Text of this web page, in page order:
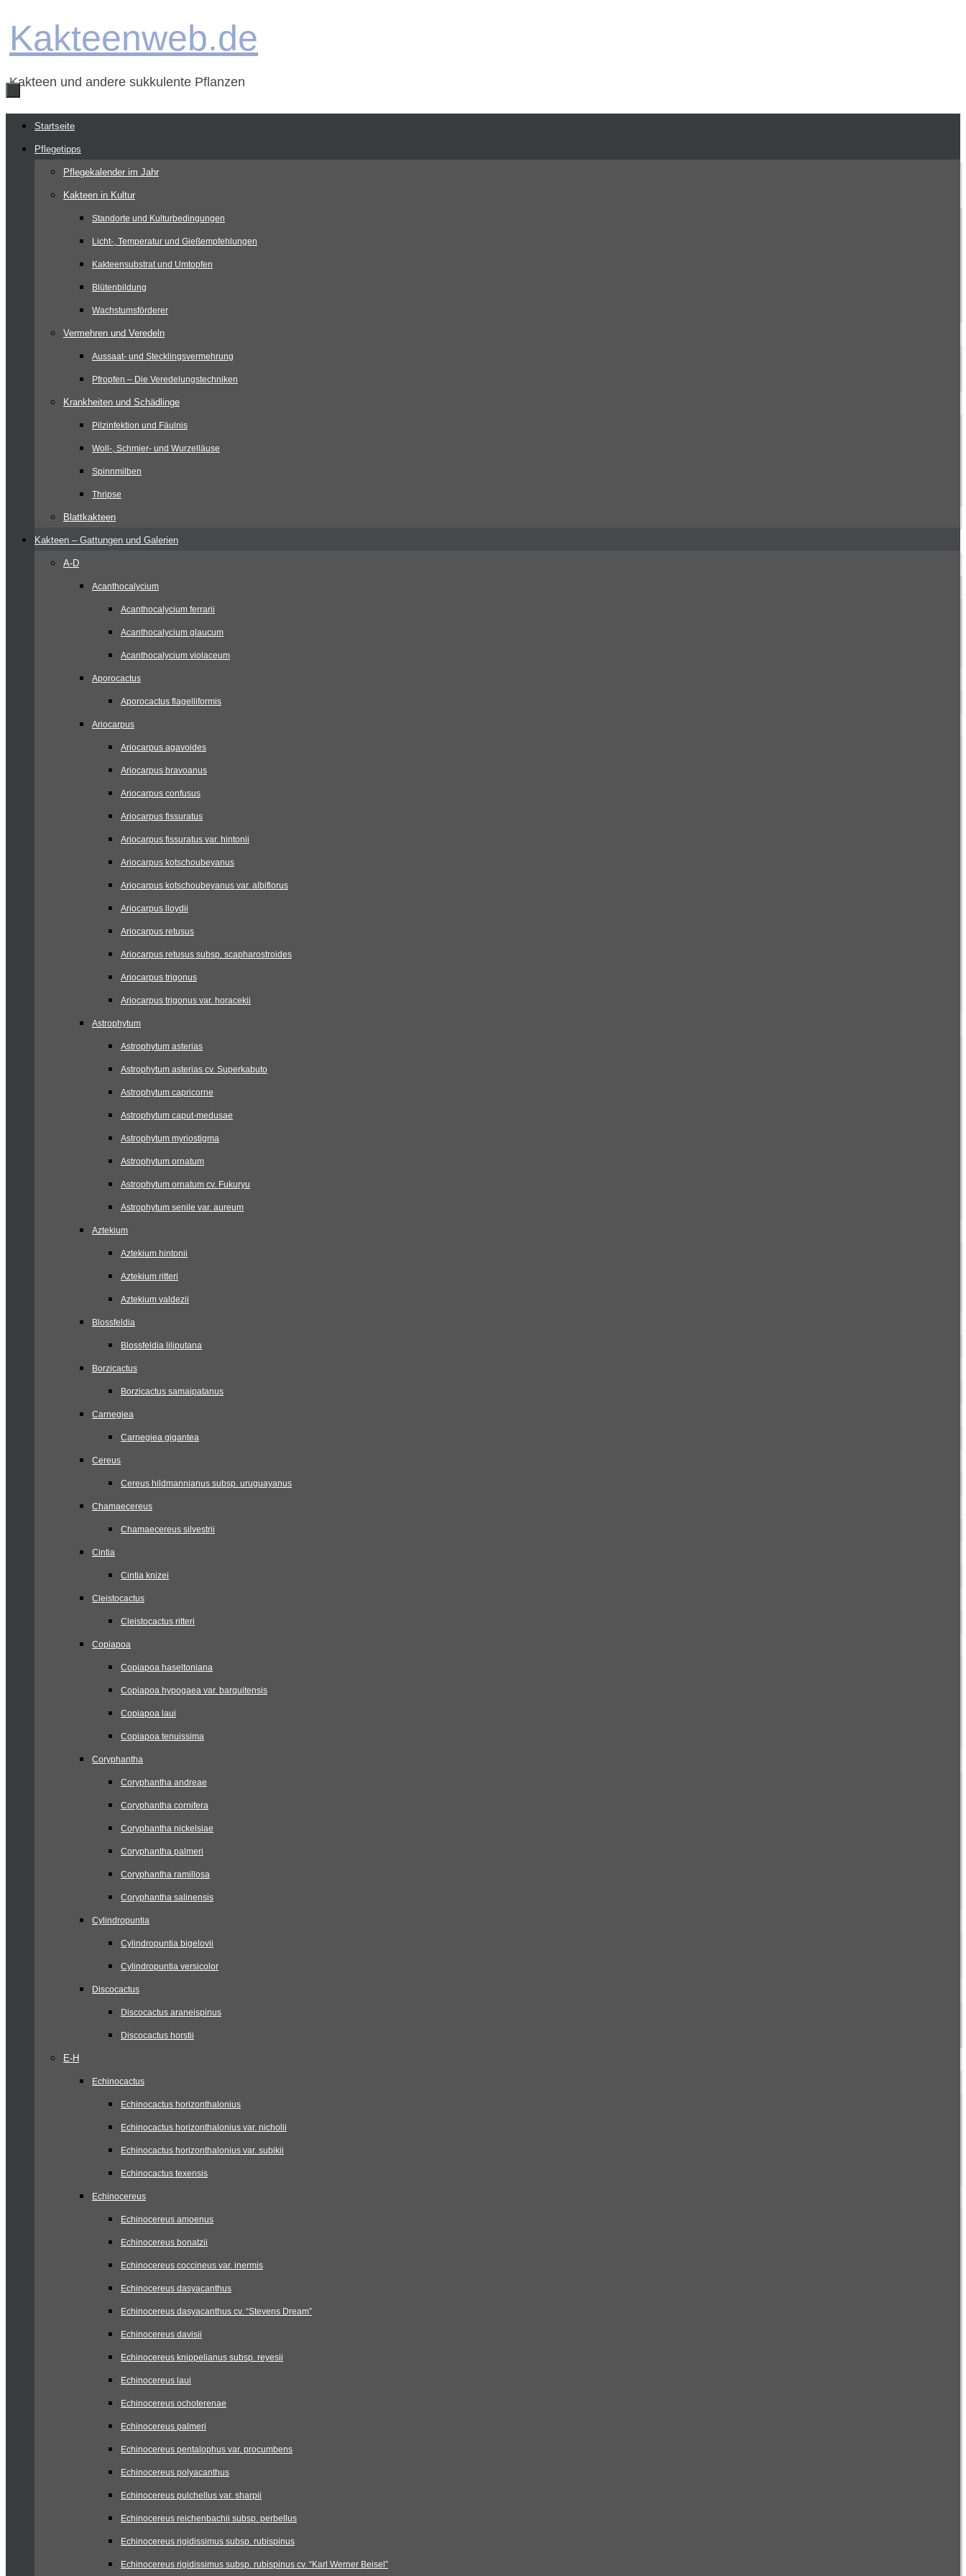
Inhalt
Kakteenweb.de
Kakteen und andere sukkulente Pflanzen
Zum
Inhalt
springen
Startseite
Pflegetipps
Pflegekalender im Jahr
Kakteen in Kultur
Standorte und Kulturbedingungen
Licht-, Temperatur und Gießempfehlungen
Kakteensubstrat und Umtopfen
Blütenbildung
Wachstumsförderer
Vermehren und Veredeln
Aussaat- und Stecklingsvermehrung
Pfropfen – Die Veredelungstechniken
Krankheiten und Schädlinge
Pilzinfektion und Fäulnis
Woll-, Schmier- und Wurzelläuse
Spinnmilben
Thripse
Blattkakteen
Kakteen – Gattungen und Galerien
A-D
Acanthocalycium
Acanthocalycium ferrarii
Acanthocalycium glaucum
Acanthocalycium violaceum
Aporocactus
Aporocactus flagelliformis
Ariocarpus
Ariocarpus agavoides
Ariocarpus bravoanus
Ariocarpus confusus
Ariocarpus fissuratus
Ariocarpus fissuratus var. hintonii
Ariocarpus kotschoubeyanus
Ariocarpus kotschoubeyanus var. albiflorus
Ariocarpus lloydii
Ariocarpus retusus
Ariocarpus retusus subsp. scapharostroides
Ariocarpus trigonus
Ariocarpus trigonus var. horacekii
Astrophytum
Astrophytum asterias
Astrophytum asterias cv. Superkabuto
Astrophytum capricorne
Astrophytum caput-medusae
Astrophytum myriostigma
Astrophytum ornatum
Astrophytum ornatum cv. Fukuryu
Astrophytum senile var. aureum
Aztekium
Aztekium hintonii
Aztekium ritteri
Aztekium valdezii
Blossfeldia
Blossfeldia liliputana
Borzicactus
Borzicactus samaipatanus
Carnegiea
Carnegiea gigantea
Cereus
Cereus hildmannianus subsp. uruguayanus
Chamaecereus
Chamaecereus silvestrii
Cintia
Cintia knizei
Cleistocactus
Cleistocactus ritteri
Copiapoa
Copiapoa haseltoniana
Copiapoa hypogaea var. barquitensis
Copiapoa laui
Copiapoa tenuissima
Coryphantha
Coryphantha andreae
Coryphantha cornifera
Coryphantha nickelsiae
Coryphantha palmeri
Coryphantha ramillosa
Coryphantha salinensis
Cylindropuntia
Cylindropuntia bigelovii
Cylindropuntia versicolor
Discocactus
Discocactus araneispinus
Discocactus horstii
E-H
Echinocactus
Echinocactus horizonthalonius
Echinocactus horizonthalonius var. nicholii
Echinocactus horizonthalonius var. subikii
Echinocactus texensis
Echinocereus
Echinocereus amoenus
Echinocereus bonatzii
Echinocereus coccineus var. inermis
Echinocereus dasyacanthus
Echinocereus dasyacanthus cv. “Stevens Dream”
Echinocereus davisii
Echinocereus knippelianus subsp. reyesii
Echinocereus laui
Echinocereus ochoterenae
Echinocereus palmeri
Echinocereus pentalophus var. procumbens
Echinocereus polyacanthus
Echinocereus pulchellus var. sharpii
Echinocereus reichenbachii subsp. perbellus
Echinocereus rigidissimus subsp. rubispinus
Echinocereus rigidissimus subsp. rubispinus cv. “Karl Werner Beisel”